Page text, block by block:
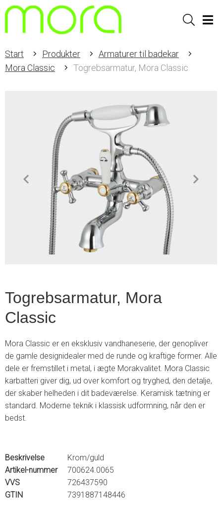
Sök
Start Produkter
Armaturer til badekar
Mora Classic
Togrebsarmatur, Mora Classic
Togrebsarmatur, Mora
Classic
Mora Classic er en eksklusiv vandhaneserie, der genopliver
de gamle designidealer med de runde og kraftige former. Alle
dele er fremstillet i metal, i ægte Morakvalitet. Mora Classic
karbatteri giver dig, ud over komfort og tryghed, den detalje,
der skaber helheden i dit badeværelse. Keramisk tætning er
standard. Moderne teknik i klassisk udformning, når den er
bedst.
Beskrivelse
Krom/guld
Artikel-nummer
700624.0065
VVS
726437590
GTIN
7391887148446